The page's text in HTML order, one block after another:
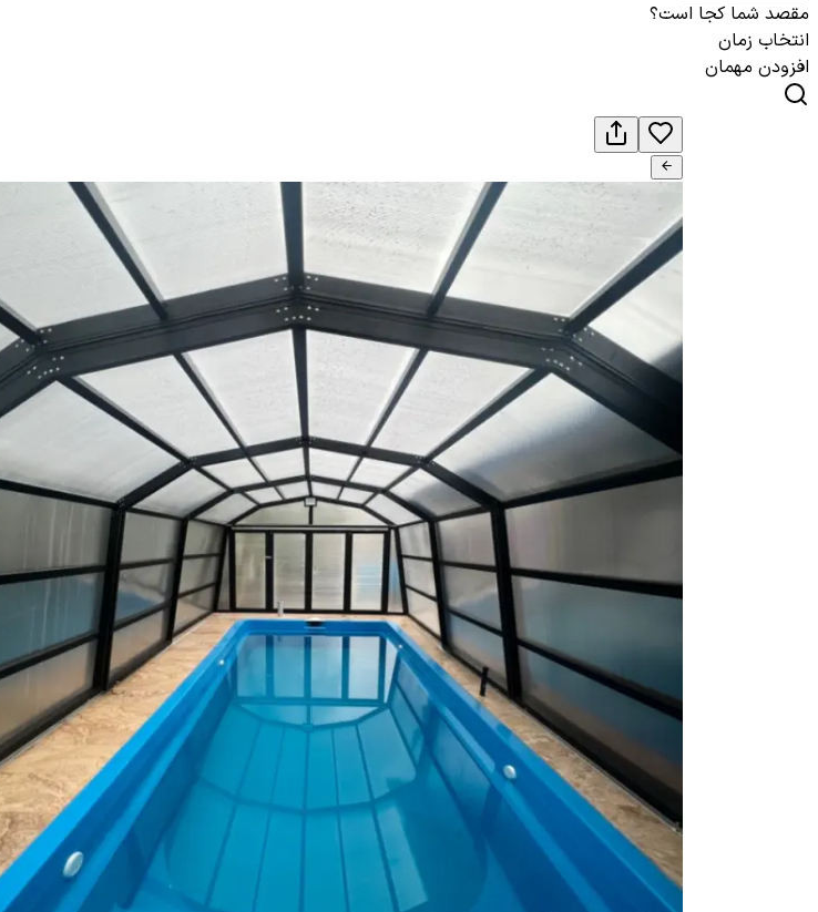
مقصد شما کجا است؟
انتخاب زمان
افزودن مهمان